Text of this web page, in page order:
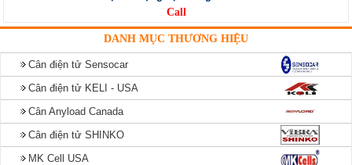
Call
DANH MỤC THƯƠNG HIỆU
Cân điện tử Sensocar
Cân điện tử KELI - USA
Cân Anyload Canada
Cân điện tử SHINKO
MK Cell USA